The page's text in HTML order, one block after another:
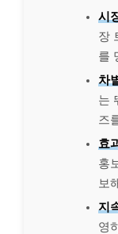
시
장
를
차
는
즈
효
홍
보
지
영